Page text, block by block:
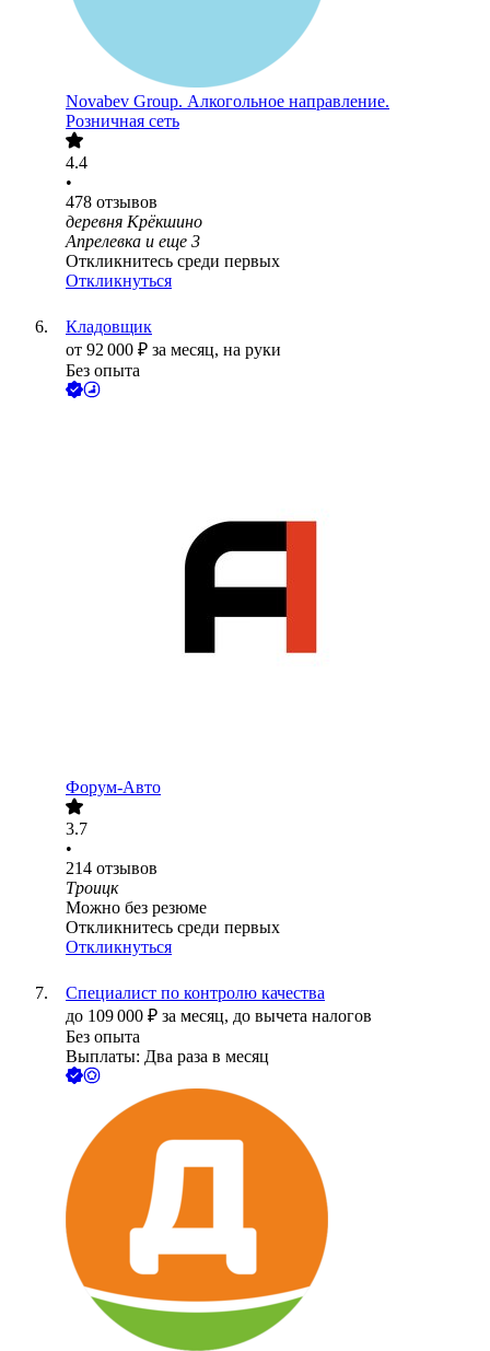
Novabev Group. Алкогольное направление.
Розничная сеть
4.4
•
478 отзывов
деревня Крёкшино
Апрелевка и еще 3
Откликнитесь среди первых
Откликнуться
Кладовщик
от 92 000 ₽ за месяц, на руки
Без опыта
Форум-Авто
3.7
•
214 отзывов
Троицк
Можно без резюме
Откликнитесь среди первых
Откликнуться
Специалист по контролю качества
до 109 000 ₽ за месяц, до вычета налогов
Без опыта
Выплаты: Два раза в месяц